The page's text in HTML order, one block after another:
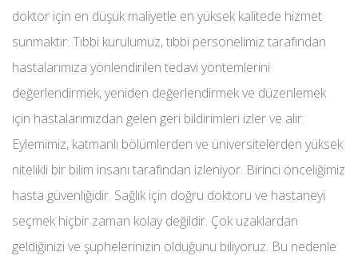
doktor için en düşük maliyetle en yüksek kalitede hizmet
sunmaktır. Tıbbi kurulumuz, tıbbi personelimiz tarafından
hastalarımıza yönlendirilen tedavi yöntemlerini
değerlendirmek, yeniden değerlendirmek ve düzenlemek
için hastalarımızdan gelen geri bildirimleri izler ve alır.
Eylemimiz, katmanlı bölümlerden ve üniversitelerden yüksek
nitelikli bir bilim insanı tarafından izleniyor. Birinci önceliğimiz
hasta güvenliğidir. Sağlık için doğru doktoru ve hastaneyi
seçmek hiçbir zaman kolay değildir. Çok uzaklardan
geldiğinizi ve şüphelerinizin olduğunu biliyoruz. Bu nedenle